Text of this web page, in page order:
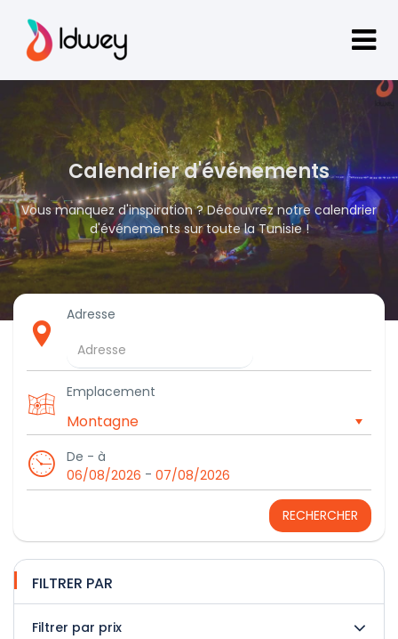
Calendrier d'événements
Vous manquez d'inspiration ? Découvrez notre calendrier
d'événements sur toute la Tunisie !
Adresse
Emplacement
De - à
06/08/2026 - 07/08/2026
RECHERCHER
FILTRER PAR
Filtrer par prix